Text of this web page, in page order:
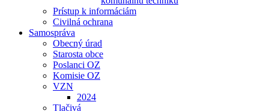
Prístup k informáciám
Civilná ochrana
Samospráva
Obecný úrad
Starosta obce
Poslanci OZ
Komisie OZ
VZN
2024
Tlačivá